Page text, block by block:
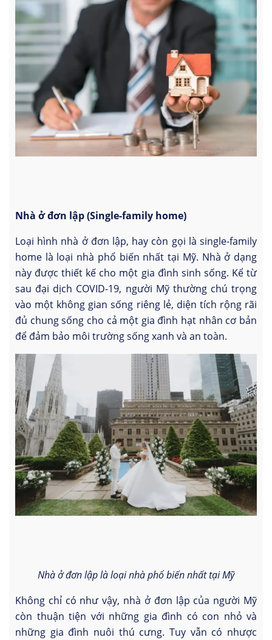
Nhà ở đơn lập (Single-family home)
Loại hình nhà ở đơn lập, hay còn gọi là single-family
home là loại nhà phổ biến nhất tại Mỹ. Nhà ở dạng
này được thiết kế cho một gia đình sinh sống. Kể từ
sau đại dịch COVID-19, người Mỹ thường chú trọng
vào một không gian sống riêng lẻ, diện tích rộng rãi
đủ chung sống cho cả một gia đình hạt nhân cơ bản
để đảm bảo môi trường sống xanh và an toàn.
Nhà ở đơn lập là loại nhà phổ biến nhất tại Mỹ
Không chỉ có như vậy, nhà ở đơn lập của người Mỹ
còn thuận tiện với những gia đình có con nhỏ và
những gia đình nuôi thú cưng. Tuy vẫn có nhược